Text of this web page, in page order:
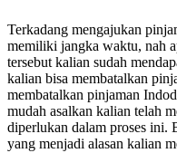
Terkadang mengajukan
memiliki jangka waktu, nah
tersebut kalian sudah
kalian bisa membatalkan
membatalkan pinjaman
mudah asalkan kalian telah
diperlukan dalam proses ini.
yang menjadi alasan kalian